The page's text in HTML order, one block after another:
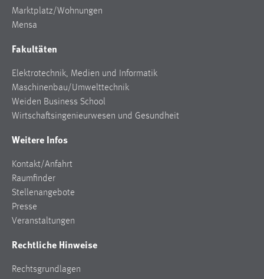
Marktplatz/Wohnungen
Mensa
Fakultäten
Elektrotechnik, Medien und Informatik
Maschinenbau/Umwelttechnik
Weiden Business School
Wirtschaftsingenieurwesen und Gesundheit
Weitere Infos
Kontakt/Anfahrt
Raumfinder
Stellenangebote
Presse
Veranstaltungen
Rechtliche Hinweise
Rechtsgrundlagen